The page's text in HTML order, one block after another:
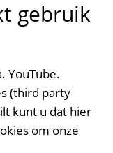
gebruik
YouTube.
(third party
kunt u dat hier
om onze